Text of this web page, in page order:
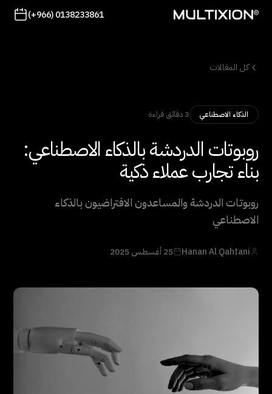
(+966) 0138233861
كل المقالات
الذكاء الاصطناعي 3 دقائق قراءة
روبوتات الدردشة بالذكاء الاصطناعي:
بناء تجارب عملاء ذكية
روبوتات الدردشة والمساعدون الافتراضيون بالذكاء
الاصطناعي
Hanan Al Qahtani 25 أغسطس 2025